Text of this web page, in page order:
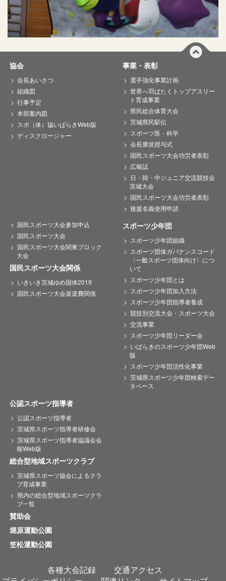
協会
会長あいさつ
組織図
行事予定
本部案内図
スポ（体）協いばらきWeb版
ディスクロージャー
事業・表彰
選手強化事業計画
世界へ羽ばたくトップアスリー
ト育成事業
県民総合体育大会
茨城県民駅伝
スポーツ医・科学
会長褒状授与式
国民スポーツ大会功労者表彰
広報誌
日・韓・中ジュニア交流競技会
茨城大会
国民スポーツ大会功労者表彰
後援名義使用申請
国民スポーツ大会参加申込
国民スポーツ大会
国民スポーツ大会関東ブロック
大会
国民スポーツ大会関係
いきいき茨城ゆめ国体2019
国民スポーツ大会派遣費関係
スポーツ少年団
スポーツ少年団組織
スポーツ団体ガバナンスコード
〈一般スポーツ団体向け〉につ
いて
スポーツ少年団とは
スポーツ少年団加入方法
スポーツ少年団指導者養成
競技別交流大会・スポーツ大会
交流事業
スポーツ少年団リーダー会
いばらきのスポーツ少年団Web
版
スポーツ少年団活性化事業
茨城県スポーツ少年団検索デー
タベース
公認スポーツ指導者
公認スポーツ指導者
茨城県スポーツ指導者研修会
茨城県スポーツ指導者協議会会
報Web版
総合型地域スポーツクラブ
茨城県スポーツ協会によるクラ
ブ育成事業
県内の総合型地域スポーツクラ
ブ一覧
賛助会
堀原運動公園
笠松運動公園
各種大会記録
交通アクセス